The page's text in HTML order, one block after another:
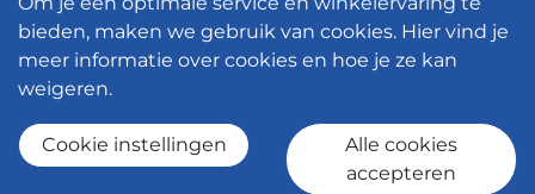
Hanglampen
Bureaustoelen
© 2026 - Meubelen Jonckheere -
bieden, maken we gebruik van cookies. Hier vind je
meer informatie over cookies en hoe je ze kan
weigeren.
Cookie instellingen
Alle cookies
accepteren